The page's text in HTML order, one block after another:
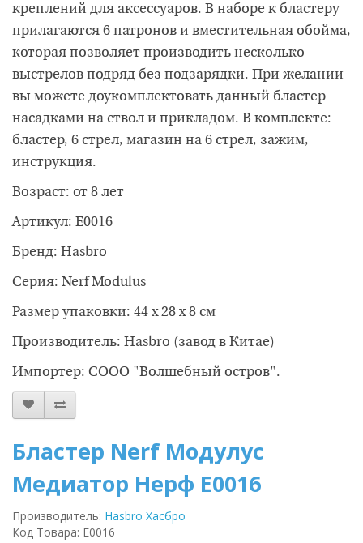
креплений для аксессуаров. В наборе к бластеру
прилагаются 6 патронов и вместительная обойма,
которая позволяет производить несколько
выстрелов подряд без подзарядки. При желании
вы можете доукомплектовать данный бластер
насадками на ствол и прикладом. В комплекте:
бластер, 6 стрел, магазин на 6 стрел, зажим,
инструкция.
Возраст: от 8 лет
Артикул: E0016
Бренд: Hasbro
Серия: Nerf Modulus
Размер упаковки: 44 х 28 х 8 см
Производитель: Hasbro (завод в Китае)
Импортер: CООО "Волшебный остров".
Бластер Nerf Модулус
Медиатор Нерф E0016
Производитель: Hasbro Хасбро
Код Товара: E0016